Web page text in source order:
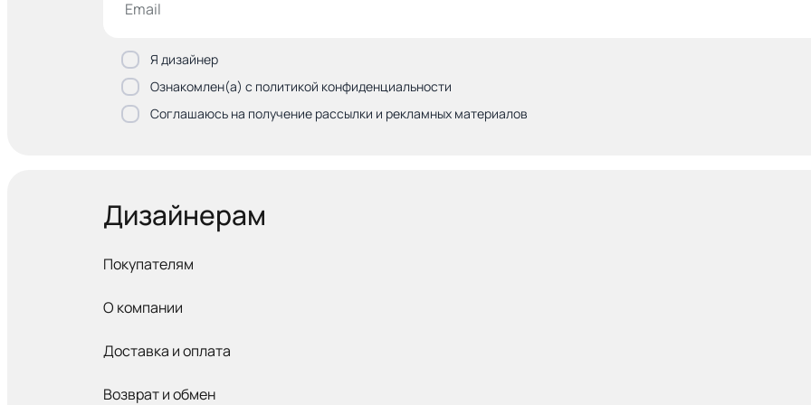
Я дизайнер
Ознакомлен(а) с политикой конфиденциальности
Соглашаюсь на получение рассылки и рекламных материалов
Дизайнерам
Покупателям
О компании
Доставка и оплата
Возврат и обмен